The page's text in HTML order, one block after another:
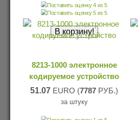
8213-1000 электронное
кодируемое устройство
51.07 EURO (7787 РУБ.)
за штуку